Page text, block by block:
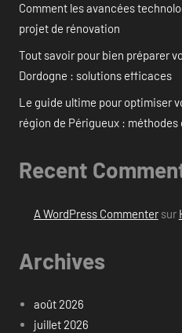
Comment les avancées
projet de rénovation
Tout savoir pour bien préparer
Dordogne : solutions efficaces
Le guide ultime pour optimiser
région de Périgueux : méthodes
Recent
A WordPress Commentersur
Archives
août 2026
juillet 2026